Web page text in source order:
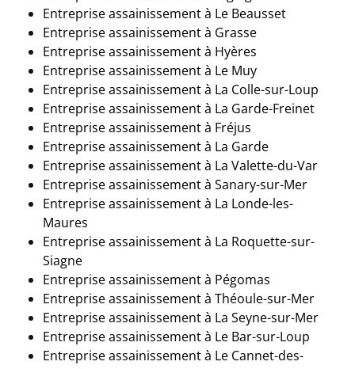
Entreprise assainissement à Le Beausset
Entreprise assainissement à Grasse
Entreprise assainissement à Hyères
Entreprise assainissement à Le Muy
Entreprise assainissement à La Colle-sur-Loup
Entreprise assainissement à La Garde-Freinet
Entreprise assainissement à Fréjus
Entreprise assainissement à La Garde
Entreprise assainissement à La Valette-du-Var
Entreprise assainissement à Sanary-sur-Mer
Entreprise assainissement à La Londe-les-
Maures
Entreprise assainissement à La Roquette-sur-
Siagne
Entreprise assainissement à Pégomas
Entreprise assainissement à Théoule-sur-Mer
Entreprise assainissement à La Seyne-sur-Mer
Entreprise assainissement à Le Bar-sur-Loup
Entreprise assainissement à Le Cannet-des-